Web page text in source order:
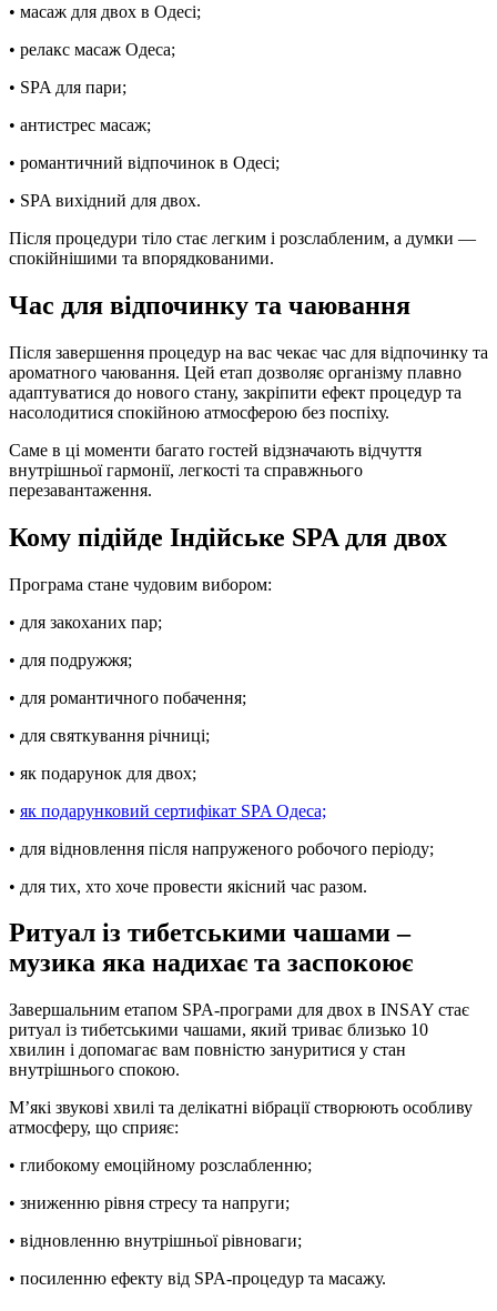
• масаж для двох в Одесі;
• релакс масаж Одеса;
• SPA для пари;
• антистрес масаж;
• романтичний відпочинок в Одесі;
• SPA вихідний для двох.
Після процедури тіло стає легким і розслабленим, а думки —
спокійнішими та впорядкованими.
Час для відпочинку та чаювання
Після завершення процедур на вас чекає час для відпочинку та
ароматного чаювання. Цей етап дозволяє організму плавно
адаптуватися до нового стану, закріпити ефект процедур та
насолодитися спокійною атмосферою без поспіху.
Саме в ці моменти багато гостей відзначають відчуття
внутрішньої гармонії, легкості та справжнього
перезавантаження.
Кому підійде Індійське SPA для двох
Програма стане чудовим вибором:
• для закоханих пар;
• для подружжя;
• для романтичного побачення;
• для святкування річниці;
• як подарунок для двох;
• як подарунковий сертифікат SPA Одеса;
• для відновлення після напруженого робочого періоду;
• для тих, хто хоче провести якісний час разом.
Ритуал із тибетськими чашами –
музика яка надихає та заспокоює
Завершальним етапом SPA-програми для двох в INSAY стає
ритуал із тибетськими чашами, який триває близько 10
хвилин і допомагає вам повністю зануритися у стан
внутрішнього спокою.
М’які звукові хвилі та делікатні вібрації створюють особливу
атмосферу, що сприяє:
• глибокому емоційному розслабленню;
• зниженню рівня стресу та напруги;
• відновленню внутрішньої рівноваги;
• посиленню ефекту від SPA-процедур та масажу.